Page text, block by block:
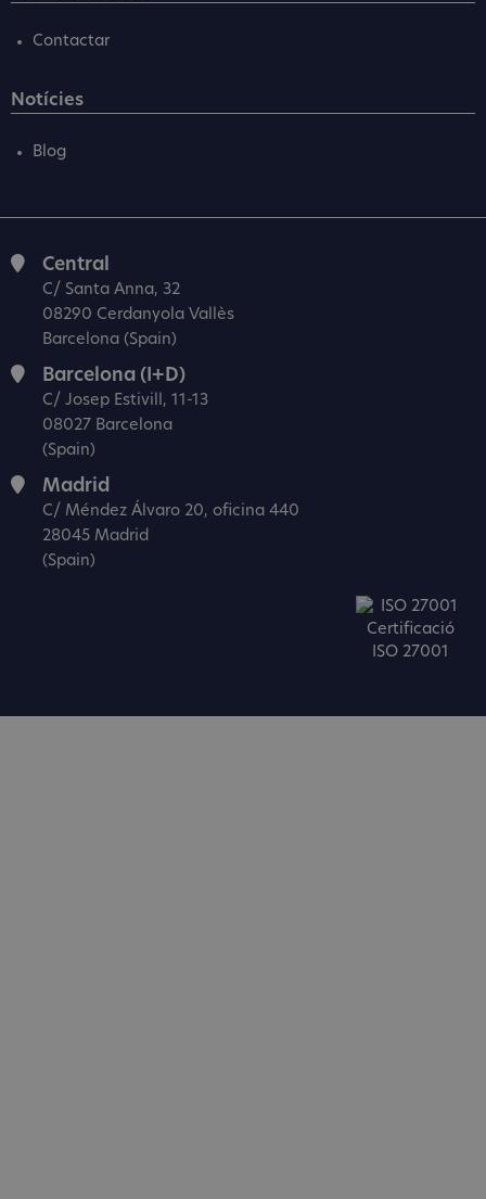
Contactar
Notícies
Blog
Central
C/ Santa Anna, 32
08290 Cerdanyola Vallès
Barcelona (Spain)
Barcelona (I+D)
C/ Josep Estivill, 11-13
08027 Barcelona
(Spain)
Madrid
C/ Méndez Álvaro 20, oficina 440
28045 Madrid
(Spain)
Certificació
ISO 27001